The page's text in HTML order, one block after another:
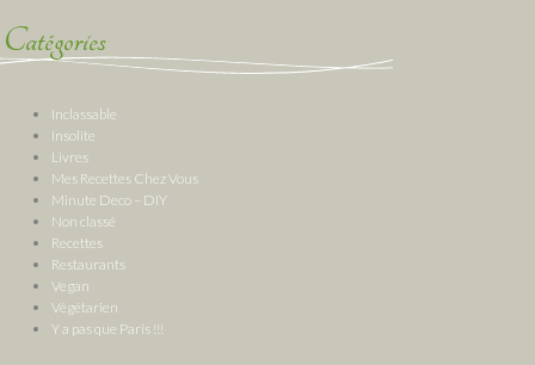
Catégories
Inclassable
Insolite
Livres
Mes Recettes Chez Vous
Minute Deco – DIY
Non classé
Recettes
Restaurants
Vegan
Végétarien
Y a pas que Paris !!!